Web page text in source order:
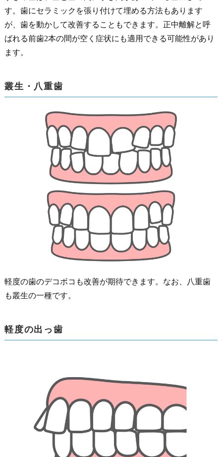
す。歯にセラミックを張り付けて埋める方法もあります
が、歯を動かして改善することもできます。正中離解と呼
ばれる前歯2本の間が空く症状にも適用できる可能性があり
ます。
叢生・八重歯
軽度の歯のデコボコも改善が期待できます。なお、八重歯
も叢生の一種です。
軽度の出っ歯